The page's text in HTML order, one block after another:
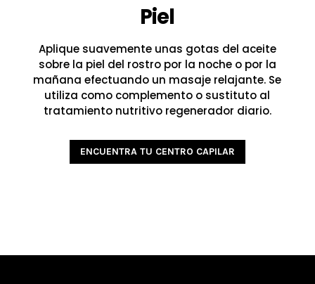
Piel
Aplique suavemente unas gotas del aceite
sobre la piel del rostro por la noche o por la
mañana efectuando un masaje relajante. Se
utiliza como complemento o sustituto al
tratamiento nutritivo regenerador diario.
ENCUENTRA TU CENTRO CAPILAR